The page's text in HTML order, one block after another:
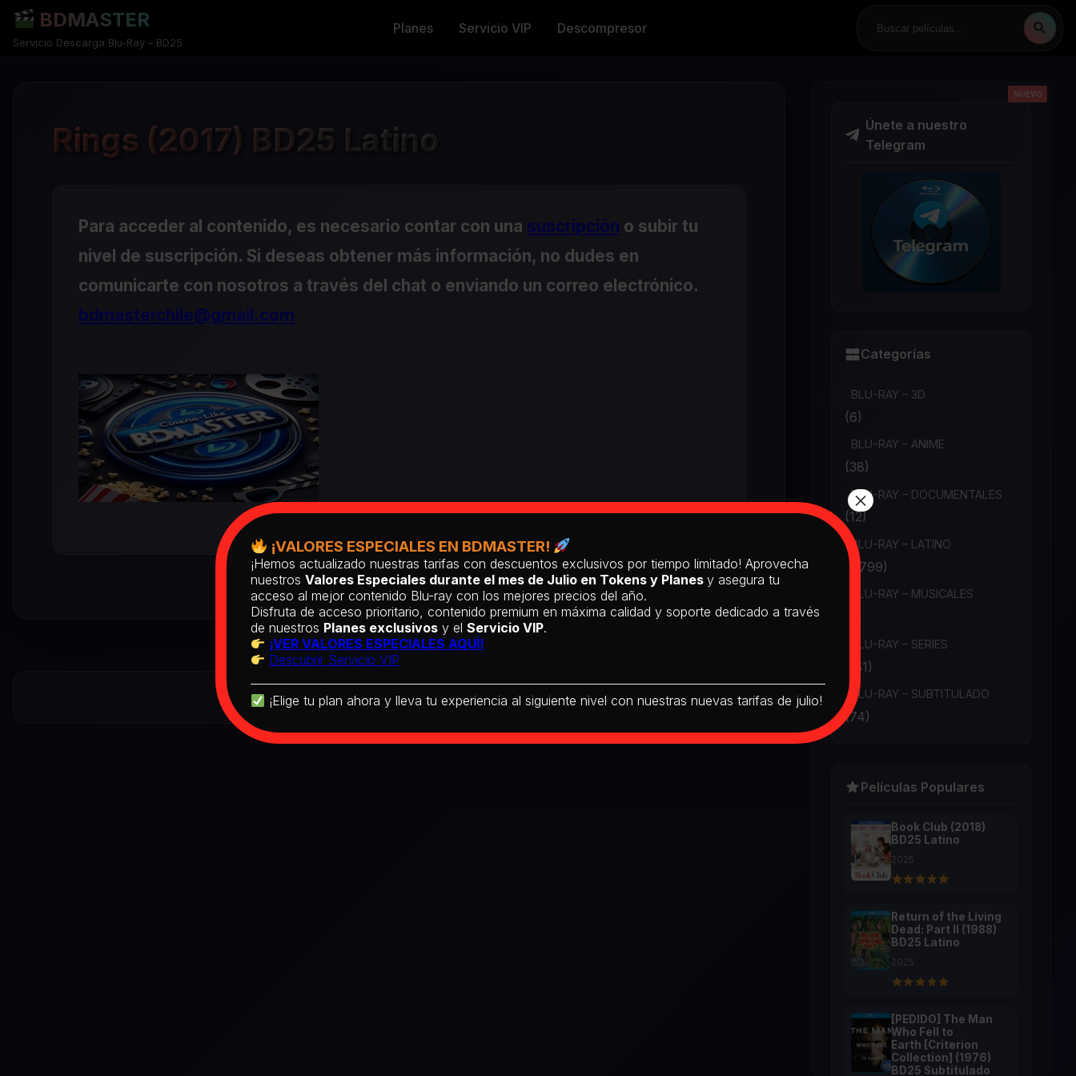
BDMASTER
Servicio Descarga Blu-Ray – BD25
Planes Servicio VIP Descompresor
Rings (2017) BD25 Latino
Para acceder al contenido, es necesario contar con una suscripción o subir tu
nivel de suscripción. Si deseas obtener más información, no dudes en
comunicarte con nosotros a través del chat o enviando un correo electrónico.
bdmasterchile@gmail.com
Únete a nuestro
Telegram
Categorías
BLU-RAY – 3D
(6)
BLU-RAY – ANIME
(38)
BLU-RAY – DOCUMENTALES
(12)
BLU-RAY – LATINO
(1,799)
BLU-RAY – MUSICALES
BLU-RAY – SERIES
(151)
BLU-RAY – SUBTITULADO
(74)
Películas Populares
Book Club (2018)
BD25 Latino
2025
Return of the Living
Dead: Part II (1988)
BD25 Latino
2025
[PEDIDO] The Man
Who Fell to
Earth [Criterion
Collection] (1976)
BD25 Subtitulado
NUEVO
NUEVO
NUEVO
NUEVO
NUEVO
¡VALORES ESPECIALES EN BDMASTER!
¡Hemos actualizado nuestras tarifas con descuentos exclusivos por tiempo limitado! Aprovecha
nuestros Valores Especiales durante el mes de Julio en Tokens y Planes y asegura tu
acceso al mejor contenido Blu-ray con los mejores precios del año.
Disfruta de acceso prioritario, contenido premium en máxima calidad y soporte dedicado a través
de nuestros Planes exclusivosy el Servicio VIP.
¡VER VALORES ESPECIALES AQUÍ!
Descubrir Servicio VIP
¡Elige tu plan ahora y lleva tu experiencia al siguiente nivel con nuestras nuevas tarifas de julio!
×